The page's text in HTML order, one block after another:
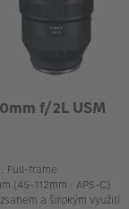
f/2L USM
Full-frame
(45-112mm : APS-C)
a širokým využití